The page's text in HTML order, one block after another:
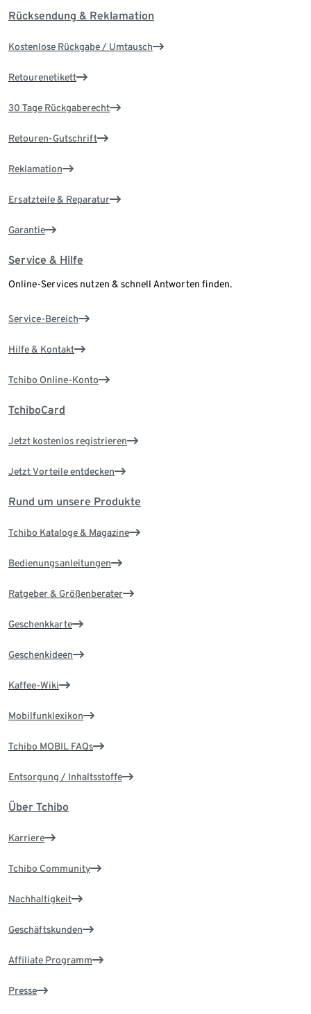
Rücksendung & Reklamation
Kostenlose Rückgabe / Umtausch
Retourenetikett
30 Tage Rückgaberecht
Retouren-Gutschrift
Reklamation
Ersatzteile & Reparatur
Garantie
Service & Hilfe
Online-Services nutzen & schnell Antworten finden.
Service-Bereich
Hilfe & Kontakt
Tchibo Online-Konto
TchiboCard
Jetzt kostenlos registrieren
Jetzt Vorteile entdecken
Rund um unsere Produkte
Tchibo Kataloge & Magazine
Bedienungsanleitungen
Ratgeber & Größenberater
Geschenkkarte
Geschenkideen
Kaffee-Wiki
Mobilfunklexikon
Tchibo MOBIL FAQs
Entsorgung / Inhaltsstoffe
Über Tchibo
Karriere
Tchibo Community
Nachhaltigkeit
Geschäftskunden
Affiliate Programm
Presse